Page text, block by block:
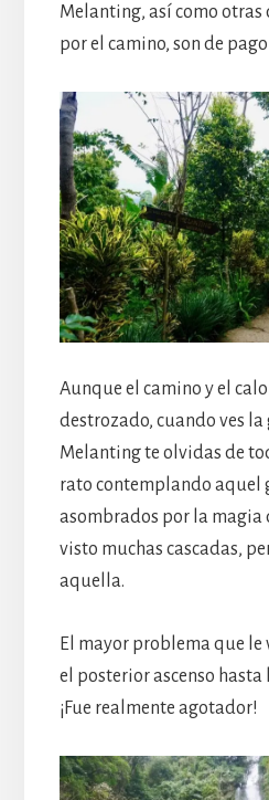
Melanting, así como otras
por el camino, son de
Aunque el camino y el
destrozado, cuando ves la
Melanting te olvidas de
rato contemplando aquel
asombrados por la magia
visto muchas cascadas,
aquella.
El mayor problema que le
el posterior ascenso
¡Fue realmente agotador!